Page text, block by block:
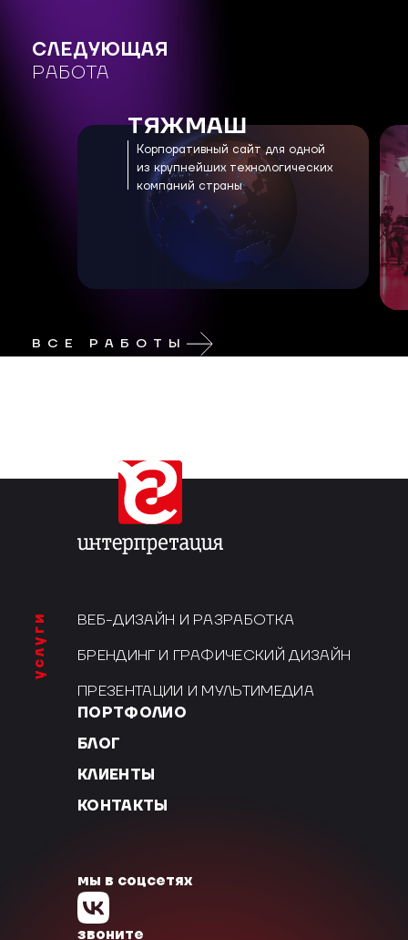
СЛЕДУЮЩАЯ
РАБОТА
ТЯЖМАШ
Корпоративный сайт для одной
из крупнейших технологических
компаний страны
ВСЕ РАБОТЫ
услуги
ВЕБ-ДИЗАЙН И РАЗРАБОТКА
БРЕНДИНГ И ГРАФИЧЕСКИЙ ДИЗАЙН
ПРЕЗЕНТАЦИИ И МУЛЬТИМЕДИА
ПОРТФОЛИО
БЛОГ
КЛИЕНТЫ
КОНТАКТЫ
мы в соцсетях
звоните